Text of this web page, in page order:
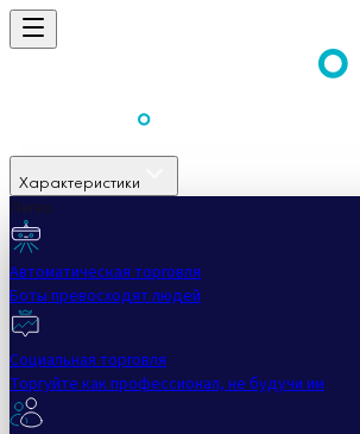
Характеристики
Легко
Автоматическая торговля
Боты превосходят людей
Социальная торговля
Торгуйте как профессионал, не будучи им